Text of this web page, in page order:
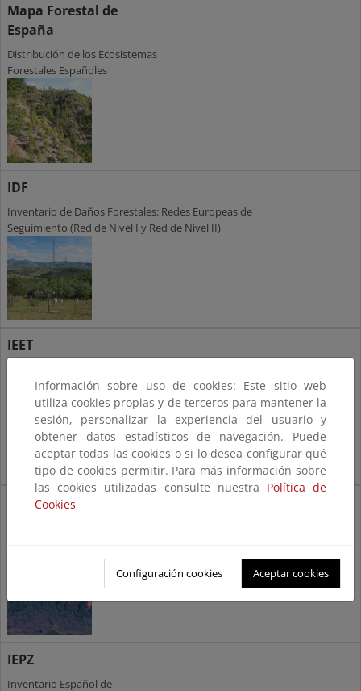
Mapa Forestal de
España
Distribución de los Ecosistemas
Forestales Españoles
IDF
Inventario de Daños Forestales: Redes Europeas de
Seguimiento (Red de Nivel I y Red de Nivel II)
IEET
Especies Terrestres
INES
IEPZ
Inventario Español de
Información sobre uso de cookies: Este sitio web
utiliza cookies propias y de terceros para mantener la
sesión, personalizar la experiencia del usuario y
obtener datos estadísticos de navegación. Puede
aceptar todas las cookies o si lo desea configurar qué
tipo de cookies permitir. Para más información sobre
las cookies utilizadas consulte nuestra Política de
Cookies
Configuración cookies Aceptar cookies